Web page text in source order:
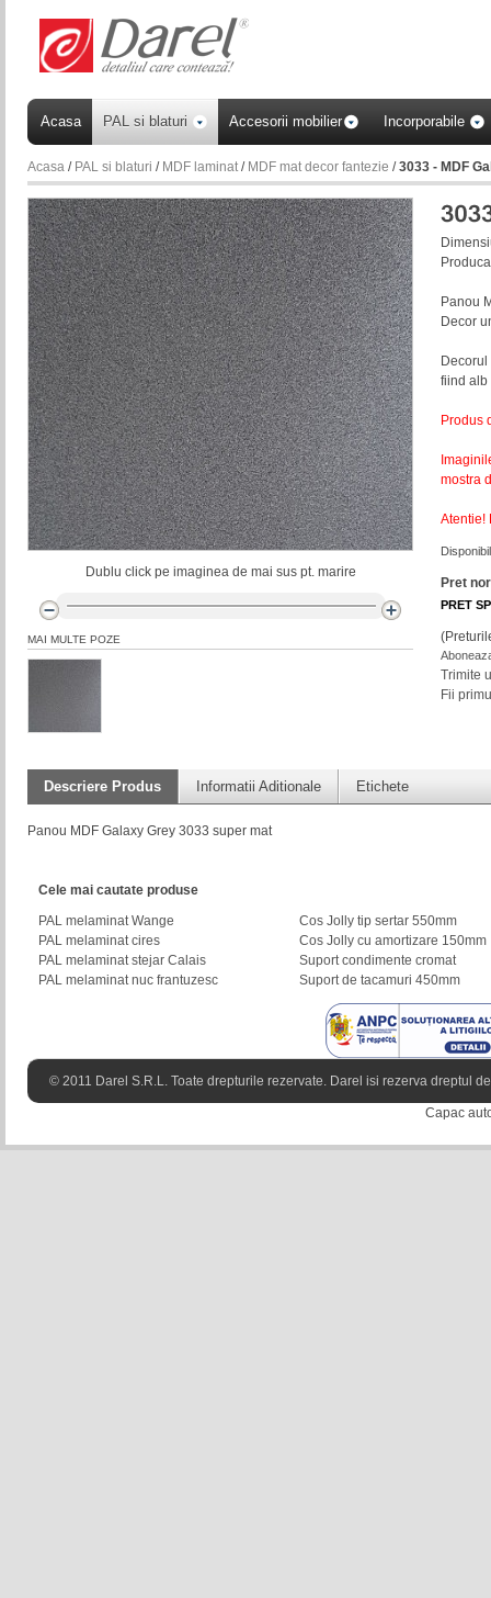
Panou
Decor
fiind alb
Produs
mostra
Atentie!
Pret
PRET
Trimite
Fii
Dublu click pe imaginea de mai sus pt. marire
MAI MULTE POZE
Descriere Produs Informatii Aditionale Etichete
Panou MDF Galaxy Grey 3033 super mat
Acasa PAL si blaturi Accesorii mobilier Incorporabile
Acasa / PAL si blaturi / MDF laminat / MDF mat decor fantezie /3033 - MDF
Cele mai cautate produse
PAL melaminat Wange
Cos Jolly tip sertar 550mm
PAL melaminat cires
Cos Jolly cu amortizare 150mm
PAL melaminat stejar Calais
Suport condimente cromat
PAL melaminat nuc frantuzesc
Suport de tacamuri 450mm
© 2011 Darel S.R.L. Toate drepturile rezervate. Darel isi rezerva dreptul
Capac